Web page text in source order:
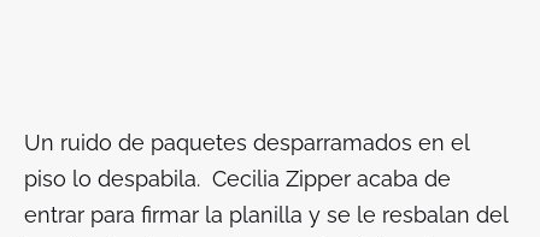
Un ruido de paquetes desparramados en el
piso lo despabila. Cecilia Zipper acaba de
entrar para firmar la planilla y se le resbalan del